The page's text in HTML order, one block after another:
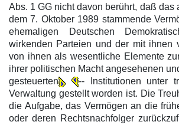
Abs. 1 GG nicht davon berührt, daß das
dem 7. Oktober 1989 stammende
ehemaligen Deutschen
wirkenden Parteien und der mit ihnen
von ihnen als wesentliche Elemente
ihrer politischen Macht angesehenen
gesteuerten
-- Institutionen unter
Verwaltung gestellt worden ist. Die
die Aufgabe, das Vermögen an die
oder deren Rechtsnachfolger